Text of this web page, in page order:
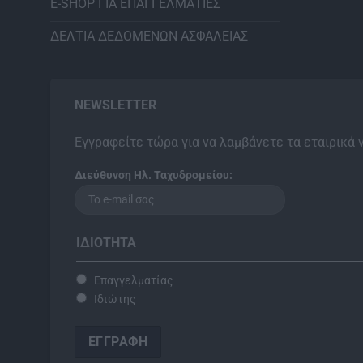
E-SHOP ΓΙΑ ΕΠΑΓΓΕΛΜΑΤΙΕΣ
ΔΕΛΤΙΑ ΔΕΔΟΜΕΝΩΝ ΑΣΦΑΛΕΙΑΣ
NEWSLETTER
Εγγραφείτε τώρα για να λαμβάνετε τα εταιρικά
Διεύθυνση Ηλ. Ταχυδρομείου:
ΙΔΙΌΤΗΤΑ
Επαγγελματίας
Ιδιώτης